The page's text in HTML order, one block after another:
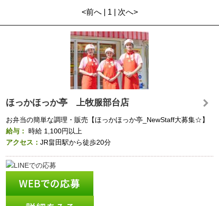
<前へ | 1 | 次へ>
ほっかほっか亭 上牧服部台店
お弁当の簡単な調理・販売【ほっかほっか亭_NewStaff大募集☆】
給与： 時給 1,100円以上
アクセス： JR畠田駅から徒歩20分